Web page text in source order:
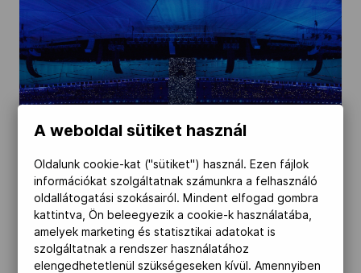
A weboldal sütiket használ
Oldalunk cookie-kat ("sütiket") használ. Ezen fájlok
információkat szolgáltatnak számunkra a felhasználó
oldallátogatási szokásairól. Mindent elfogad gombra
kattintva, Ön beleegyezik a cookie-k használatába,
amelyek marketing és statisztikai adatokat is
szolgáltatnak a rendszer használatához
elengedhetetlenül szükségeseken kívül. Amennyiben